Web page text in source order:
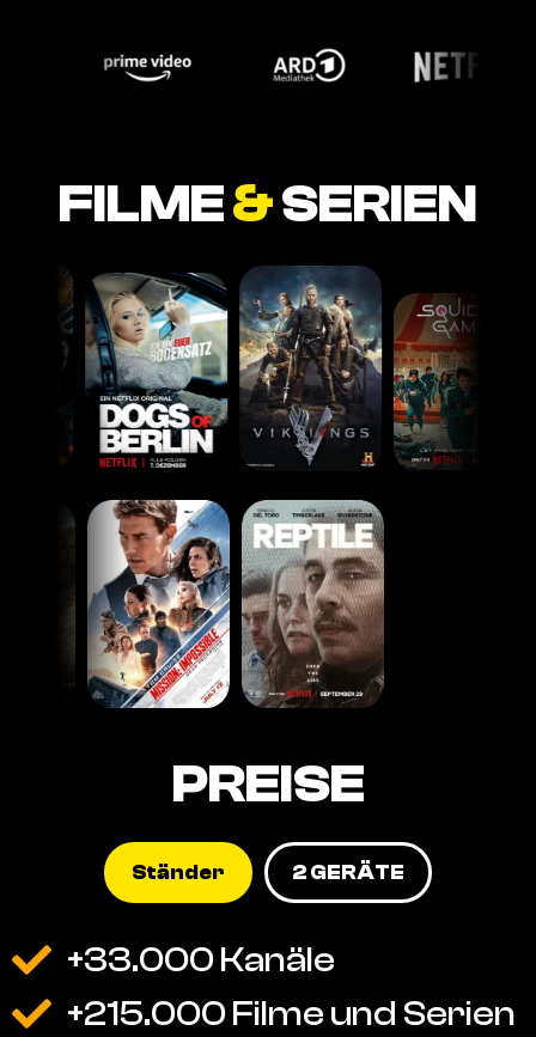
FILME&SERIEN
PREISE
Ständer 2 GERÄTE
+33.000 Kanäle
+215.000 Filme und Serien